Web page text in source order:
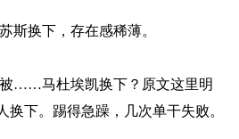
斯换下，存在感稀薄。
……马杜埃凯换下？原文这里明
换下。踢得急躁，几次单干失败。